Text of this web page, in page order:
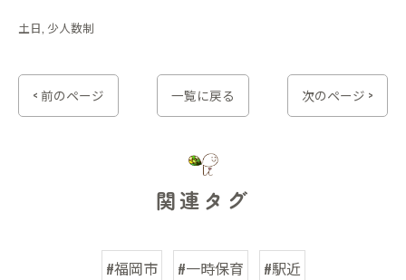
土日 少人数制
< 前のページ 一覧に戻る 次のページ >
関連タグ
#福岡市 #一時保育 #駅近